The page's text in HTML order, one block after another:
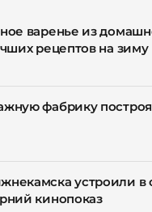
варенье из
рецептов на зиму
фабрику
устроили в
кинопоказ